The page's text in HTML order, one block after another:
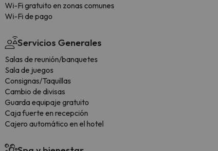
Wi-Fi gratuito en zonas comunes
Wi-Fi de pago
Servicios Generales
Salas de reunión/banquetes
Sala de juegos
Consignas/Taquillas
Cambio de divisas
Guarda equipaje gratuito
Caja fuerte en recepción
Cajero automático en el hotel